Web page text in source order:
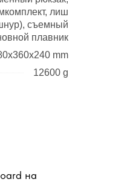
лиш
съемный
плавник
mm
12600 g
на